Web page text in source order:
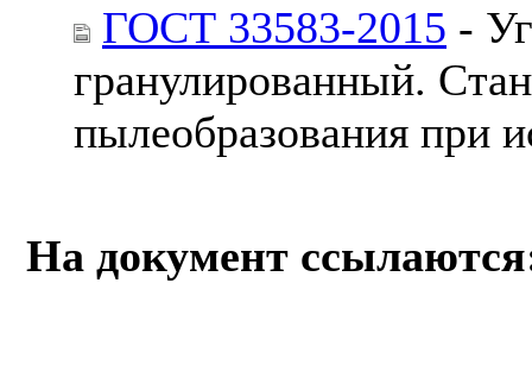
ГОСТ 33583-2015 -
гранулированный.
пылеобразования при
На документ